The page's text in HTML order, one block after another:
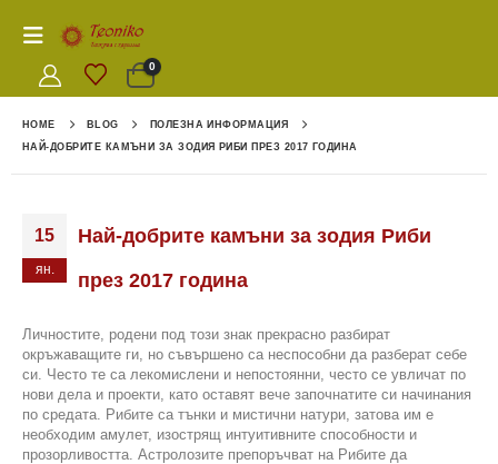
0
HOME BLOG
ПОЛЕЗНА ИНФОРМАЦИЯ
НАЙ-ДОБРИТЕ КАМЪНИ ЗА ЗОДИЯ РИБИ ПРЕЗ 2017 ГОДИНА
15
ян.
Най-добрите камъни за зодия Риби
през 2017 година
Личностите, родени под този знак прекрасно разбират
окръжаващите ги, но съвършено са неспособни да разберат себе
си. Често те са лекомислени и непостоянни, често се увличат по
нови дела и проекти, като оставят вече започнатите си начинания
по средата. Рибите са тънки и мистични натури, затова им е
необходим амулет, изострящ интуитивните способности и
прозорливостта. Астролозите препоръчват на Рибите да